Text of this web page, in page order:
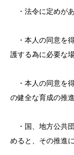
・法令に定めがあ
・本人の同意を
護する為に必要な場
・本人の同意を
の健全な育成の推
・国、地方公共
めると、その推進